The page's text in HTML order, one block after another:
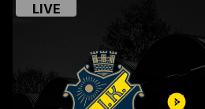
LIVE